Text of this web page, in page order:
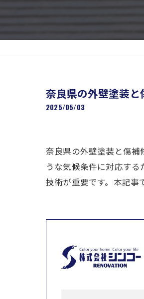
奈良県の外壁塗装
2025/05/03
奈良県の外壁塗装と傷補
うな気候条件に対応す
技術が重要です。本記事